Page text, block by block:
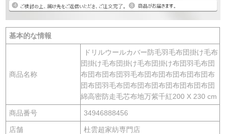
基本的な情報
商品名称
ドリルウールカバー防毛羽毛布団掛け毛布
団掛け毛布団掛け毛布団掛け布団羽毛布団
布団布団布団羽毛布団布団布団布団布団布
団布団羽毛布団布団布団布団布団布団布団
綿高密防走毛芯布地万紫千紅200 X 230 cm
商品番号 34946888456
店舗 杜雲超家紡専門店